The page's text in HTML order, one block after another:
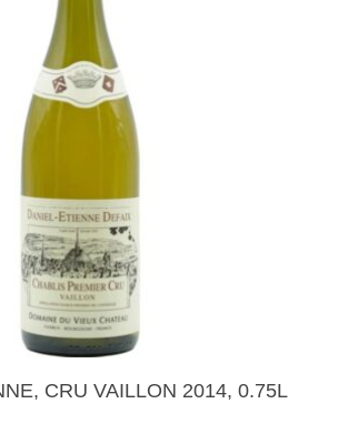
Додади Во Кошничка
CRU VAILLON 2014, 0.75L